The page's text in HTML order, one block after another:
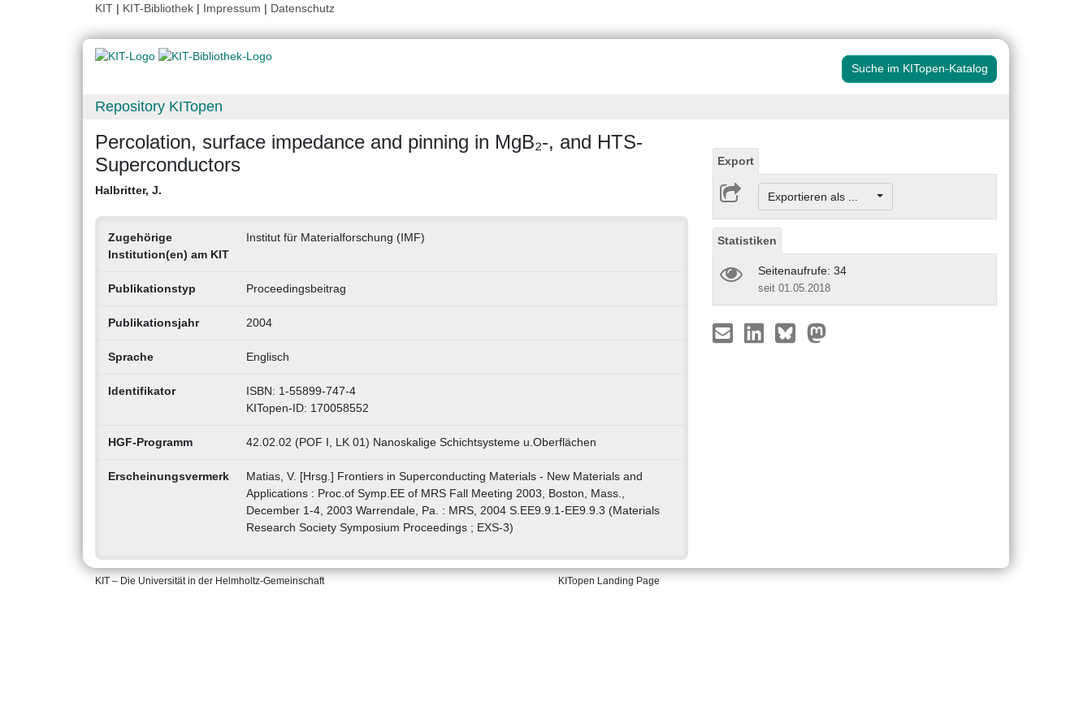
KIT | KIT-Bibliothek | Impressum | Datenschutz
Suche im KITopen-Katalog
Repository KITopen
Percolation, surface impedance and pinning in MgB₂-, and HTS-
Superconductors
Halbritter, J.
Zugehörige
Institution(en) am KIT
Institut für Materialforschung (IMF)
Publikationstyp Proceedingsbeitrag
Publikationsjahr 2004
Sprache Englisch
Identifikator
ISBN: 1-55899-747-4
KITopen-ID: 170058552
HGF-Programm 42.02.02 (POF I, LK 01) Nanoskalige Schichtsysteme u.Oberflächen
Erscheinungsvermerk
Matias, V. [Hrsg.] Frontiers in Superconducting Materials - New Materials and
Applications : Proc.of Symp.EE of MRS Fall Meeting 2003, Boston, Mass.,
December 1-4, 2003 Warrendale, Pa. : MRS, 2004 S.EE9.9.1-EE9.9.3 (Materials
Research Society Symposium Proceedings ; EXS-3)
Export
Exportieren als ...
Statistiken
Seitenaufrufe: 34
seit 01.05.2018
KIT – Die Universität in der Helmholtz-Gemeinschaft KITopen Landing Page